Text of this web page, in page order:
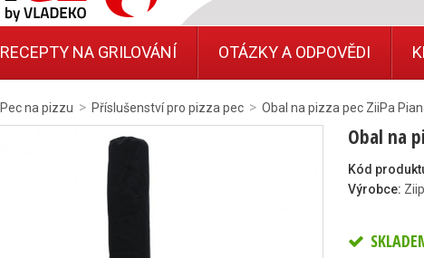
Pec na pizzu > Příslušenství pro pizza pec > Obal na pizza pec ZiiPa
Obal na
Kód
Výrobce:
RECEPTY NA GRILOVÁNÍ OTÁZKY A ODPOVĚDI